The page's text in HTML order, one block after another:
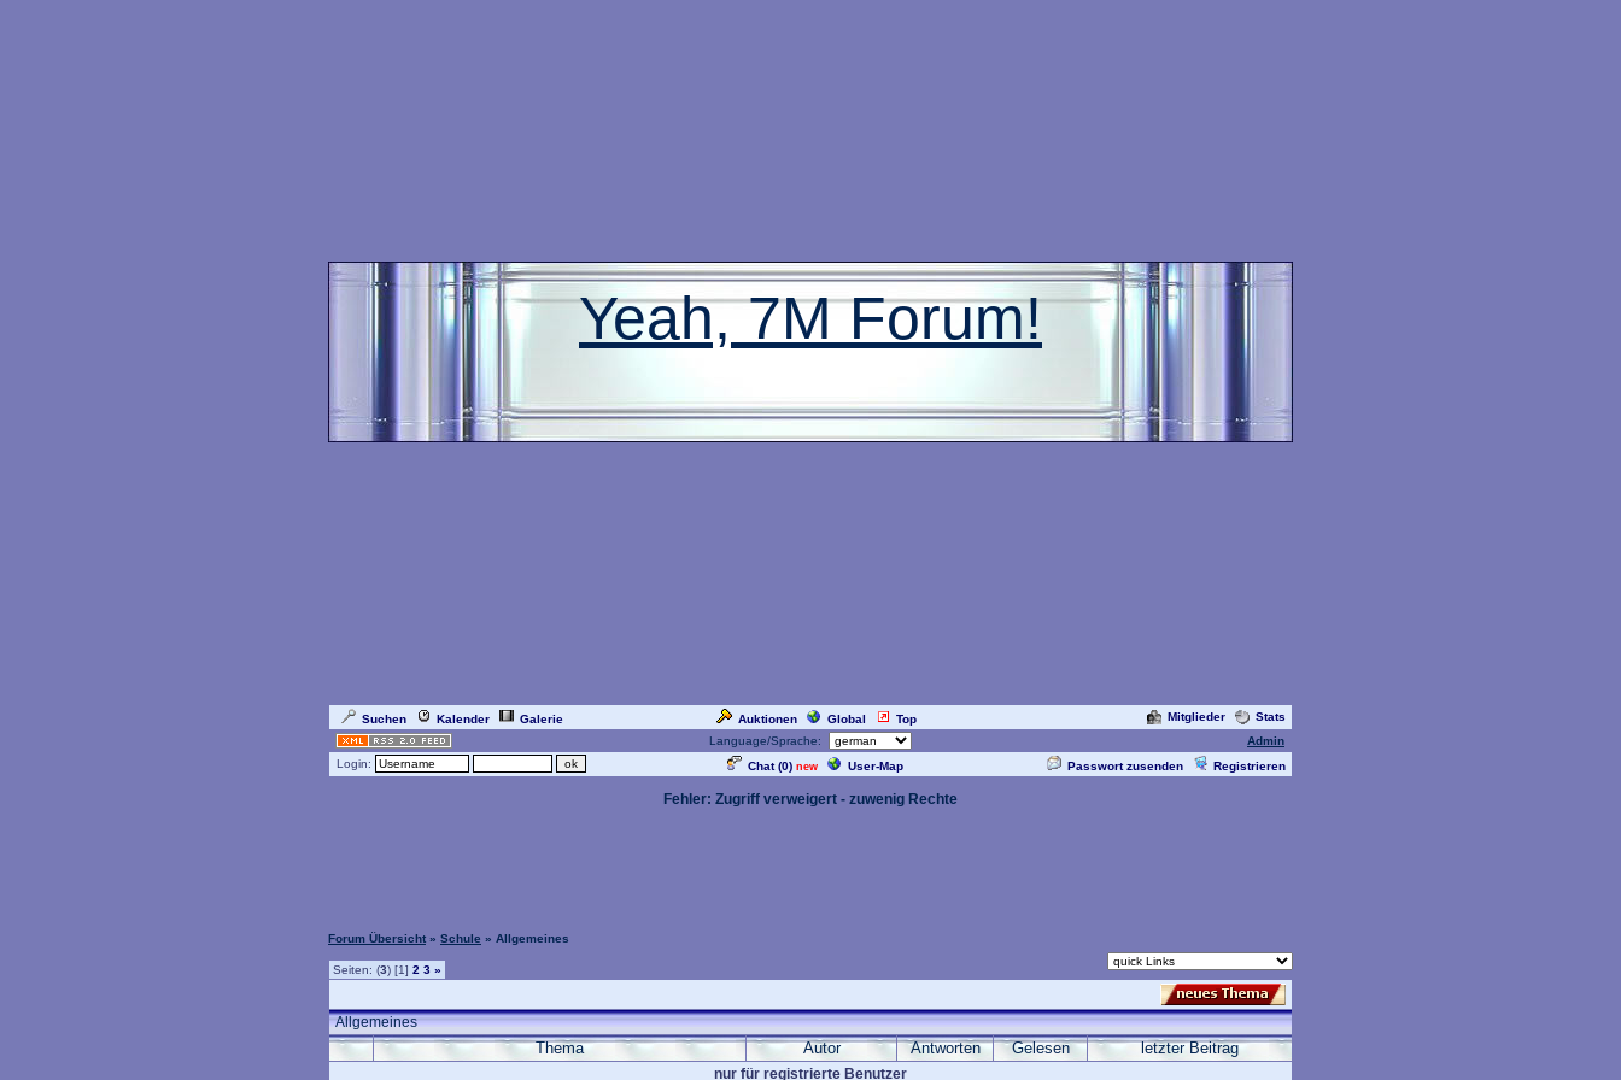
Yeah, 7M Forum!
Suchen Kalender Galerie Auktionen Global Top Mitglieder
Stats
Language/Sprache:
Admin
Login:
Chat (0) new User-Map Passwort zusenden Registrieren
Fehler: Zugriff verweigert - zuwenig Rechte
Forum Übersicht » Schule » Allgemeines
Seiten: (3) [1] 2 3 »
Allgemeines
Thema Autor Antworten Gelesen letzter Beitrag
nur für registrierte Benutzer